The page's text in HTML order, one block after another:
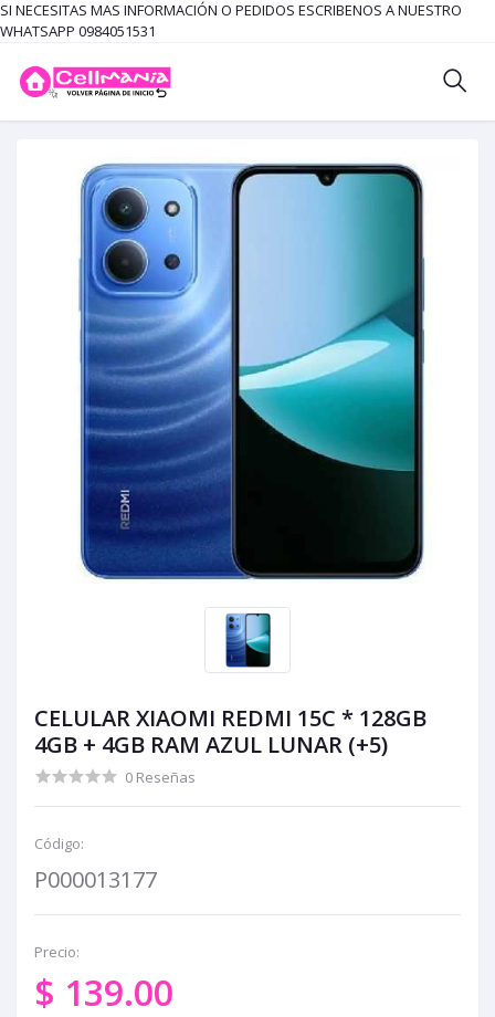
SI NECESITAS MAS INFORMACIÓN O PEDIDOS ESCRIBENOS A NUESTRO
WHATSAPP 0984051531
CELULAR XIAOMI REDMI 15C * 128GB
4GB + 4GB RAM AZUL LUNAR (+5)
0 Reseñas
Código:
P000013177
Precio:
$ 139.00